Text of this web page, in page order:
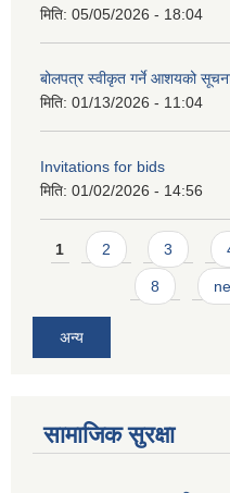
मिति: 05/05/2026 - 18:04
बोलपत्र स्वीकृत गर्ने आशयको
मिति: 01/13/2026 - 11:04
Invitations for bids
मिति: 01/02/2026 - 14:56
Pages
1 2 3
8
अन्य
सामाजिक सुरक्षा